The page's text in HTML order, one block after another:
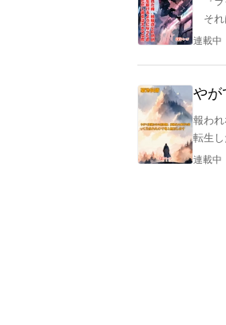
それ
最高
「……
それ
る。
しか
前作
「ゲ
連載中
やが
しま
報わ
転生
死ぬ
連載中